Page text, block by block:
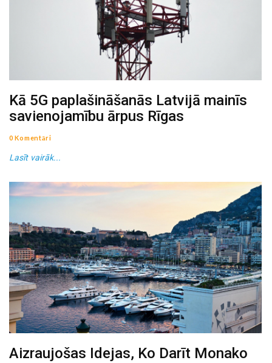
Kā 5G paplašināšanās Latvijā mainīs
savienojamību ārpus Rīgas
0 Komentāri
Lasīt vairāk...
Aizraujošas Idejas, Ko Darīt Monako